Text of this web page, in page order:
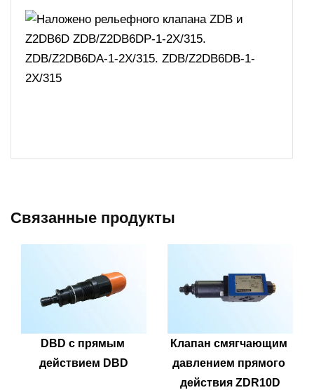
Связанные продукты
DBD с прямым
действием DBD
Клапан смягчающим
давлением прямого
действия ZDR10D